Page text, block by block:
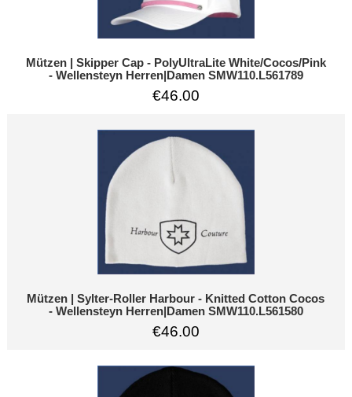
Mützen | Skipper Cap - PolyUltraLite White/Cocos/Pink
- Wellensteyn Herren|Damen SMW110.L561789
€46.00
Mützen | Sylter-Roller Harbour - Knitted Cotton Cocos
- Wellensteyn Herren|Damen SMW110.L561580
€46.00